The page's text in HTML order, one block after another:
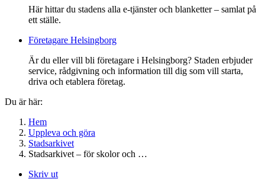
Här hittar du stadens alla e-tjänster och blanketter – samlat på
ett ställe.
Företagare Helsingborg
Är du eller vill bli företagare i Helsingborg? Staden erbjuder
service, rådgivning och information till dig som vill starta,
driva och etablera företag.
Du är här:
Hem
Uppleva och göra
Stadsarkivet
Stadsarkivet – för skolor och …
Skriv ut